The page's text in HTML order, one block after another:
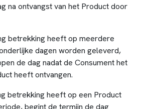
na ontvangst van het Product door
betrekking heeft op meerdere
dagen worden geleverd,
de dag nadat de Consument het
heeft ontvangen.
betrekking heeft op een Product
begint de termijn de dag